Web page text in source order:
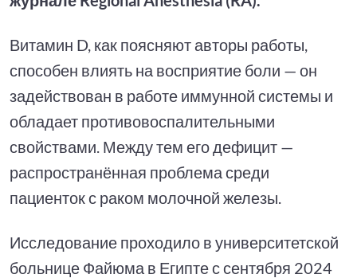
Витамин D, как поясняют авторы работы,
способен влиять на восприятие боли — он
задействован в работе иммунной системы и
обладает противовоспалительными
свойствами. Между тем его дефицит —
распространённая проблема среди
пациенток с раком молочной железы.
Исследование проходило в университетской
больнице Файюма в Египте с сентября 2024